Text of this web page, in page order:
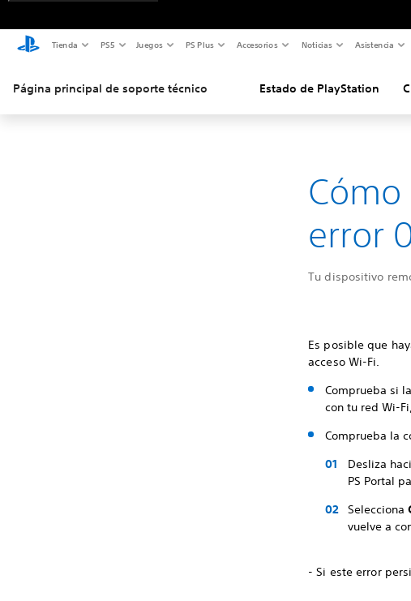
Tienda PS5 Juegos PS Plus Accesorios Noticias Asistencia
Página principal de soporte técnico Estado de PlayStation
Cómo
error
Tu dispositivo
Es posible que
acceso Wi-Fi.
Comprueba si
con tu red Wi-
Comprueba la
Desliza
PS Portal
Selecciona
vuelve a
- Si este error